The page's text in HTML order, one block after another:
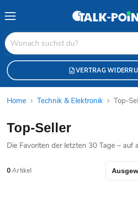
VERTRAG
Home Technik & Elektronik Top-
Top-Seller
Die Favoriten der letzten 30 Tage – auf
0Artikel